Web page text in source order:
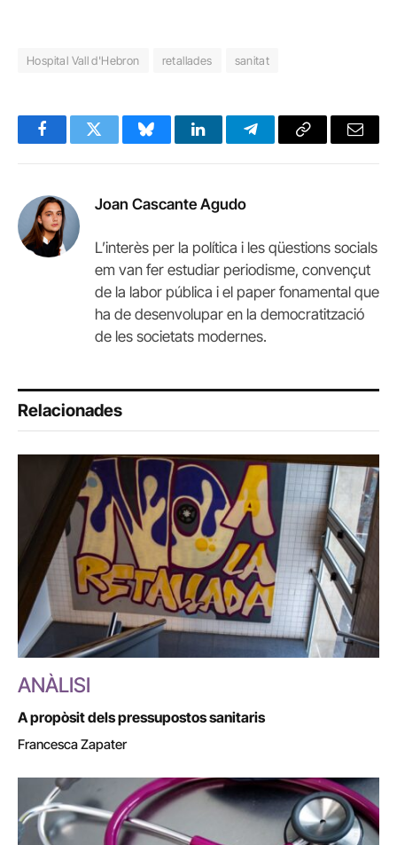
Hospital Vall d'Hebron retallades sanitat
FacebookTwitter BlueskyLinkedInTelegramCopy
Email
Joan Cascante Agudo
L’interès per la política i les qüestions socials
em van fer estudiar periodisme, convençut
de la labor pública i el paper fonamental que
ha de desenvolupar en la democratització
de les societats modernes.
Relacionades
ANÀLISI
A propòsit dels pressupostos sanitaris
Francesca Zapater